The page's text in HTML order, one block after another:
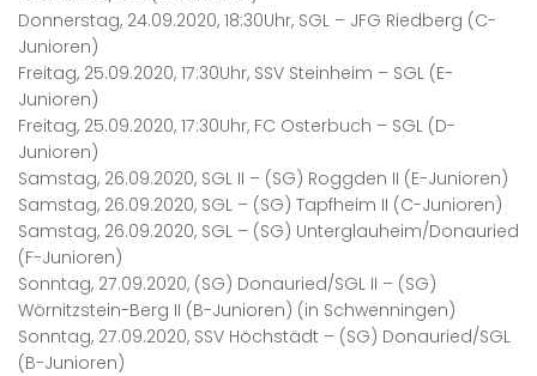
Donnerstag, 24.09.2020, 18:30Uhr, SGL – JFG Riedberg (C-
Junioren)
Freitag, 25.09.2020, 17:30Uhr, SSV Steinheim – SGL (E-
Junioren)
Freitag, 25.09.2020, 17:30Uhr, FC Osterbuch – SGL (D-
Junioren)
Samstag, 26.09.2020, SGL II – (SG) Roggden II (E-Junioren)
Samstag, 26.09.2020, SGL – (SG) Tapfheim II (C-Junioren)
Samstag, 26.09.2020, SGL – (SG) Unterglauheim/Donauried
(F-Junioren)
Sonntag, 27.09.2020, (SG) Donauried/SGL II – (SG)
Wörnitzstein-Berg II (B-Junioren) (in Schwenningen)
Sonntag, 27.09.2020, SSV Höchstädt – (SG) Donauried/SGL
(B-Junioren)